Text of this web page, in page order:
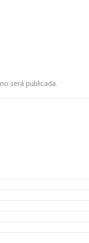
será publicada.